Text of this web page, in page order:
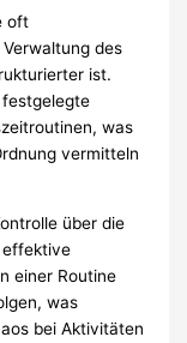
oft
des
ist.
festgelegte
was
vermitteln
über die
effektive
einer Routine
was
bei Aktivitäten